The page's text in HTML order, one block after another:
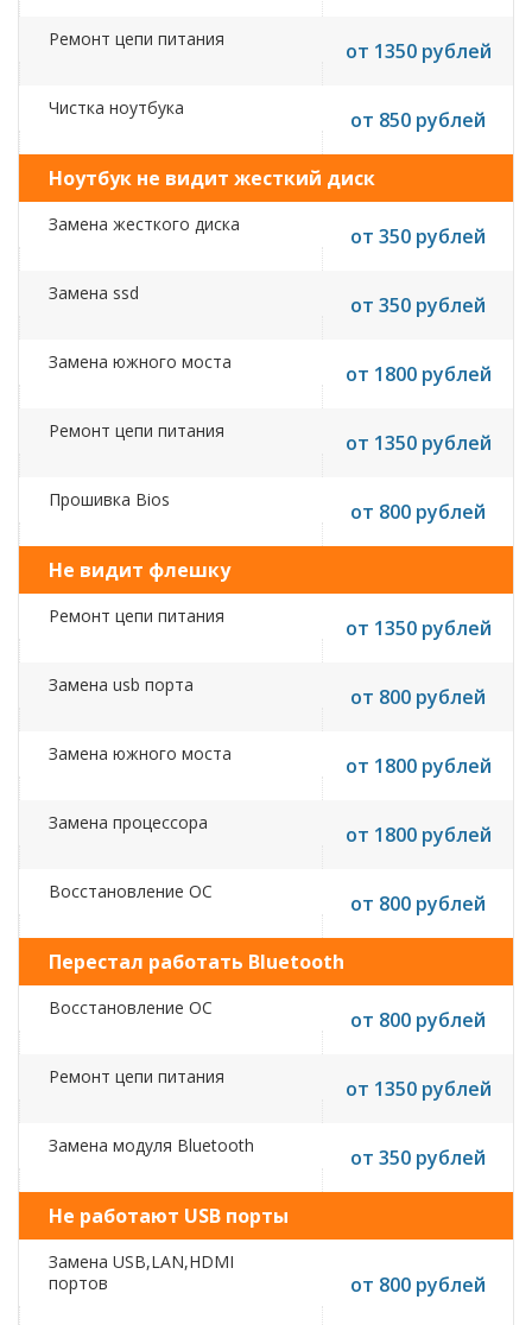
Ремонт цепи питания от 1350 рублей
Чистка ноутбука от 850 рублей
Ноутбук не видит жесткий диск
Замена жесткого диска от 350 рублей
Замена ssd от 350 рублей
Замена южного моста от 1800 рублей
Ремонт цепи питания от 1350 рублей
Прошивка Bios от 800 рублей
Не видит флешку
Ремонт цепи питания от 1350 рублей
Замена usb порта от 800 рублей
Замена южного моста от 1800 рублей
Замена процессора от 1800 рублей
Восстановление ОС от 800 рублей
Перестал работать Bluetooth
Восстановление ОС от 800 рублей
Ремонт цепи питания от 1350 рублей
Замена модуля Bluetooth от 350 рублей
Не работают USB порты
Замена USB,LAN,HDMI
портов
от 800 рублей